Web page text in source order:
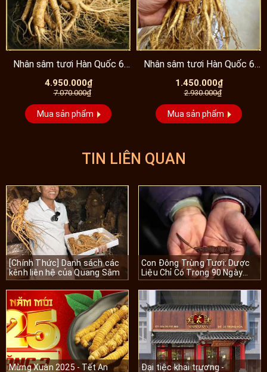
Nhân sâm tươi Hàn Quốc 6
năm tuổi loại 2...
4.950.000₫
7.070.000₫
Mua sản phẩm
Nhân sâm tươi Hàn Quốc 6
năm tuổi loại 12...
1.450.000₫
2.930.000₫
Mua sản phẩm
TIN LIÊN QUAN
[Chính Thức] Danh sách các
kênh liên hệ của Quang Sâm
Con Đông Trùng Tươi: Dược
Liệu Chỉ Có Trong 90 Ngày
Mỗi Năm
Mừng Xuân 2025 - Tết An
Đại tiệc khai trương -